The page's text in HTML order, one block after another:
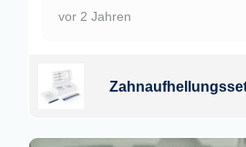
vor 2 Jahren